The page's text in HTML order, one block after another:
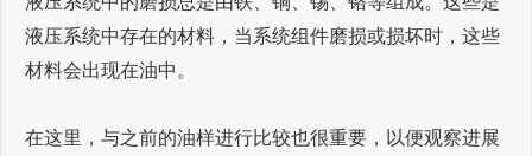
液压系统中存在的材料，当系统组件磨损或损坏时，这些
材料会出现在油中。
在这里，与之前的油样进行比较也很重要，以便观察进展